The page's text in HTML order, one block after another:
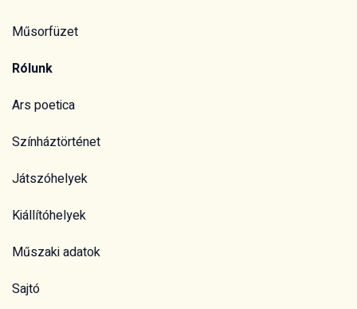
Műsorfüzet
Rólunk
Ars poetica
Színháztörténet
Játszóhelyek
Kiállítóhelyek
Műszaki adatok
Sajtó